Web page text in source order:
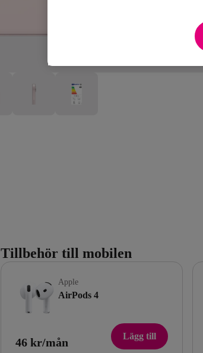
Tillbehör till mobilen
Apple
AirPods 4
46 kr/mån Lägg till